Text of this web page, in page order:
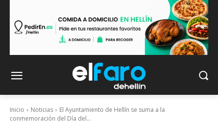
Inicio Noticias
El Ayuntamiento de Hellín se suma a la
conmemoración del Día del...